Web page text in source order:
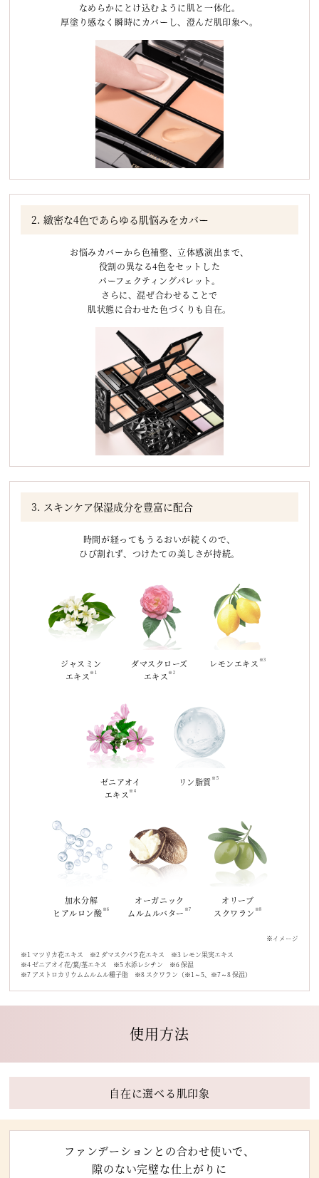
なめらかにとけ込むように肌と一体化。
厚塗り感なく瞬時にカバーし、澄んだ肌印象へ。
2. 緻密な4色であらゆる肌悩みをカバー
お悩みカバーから色補整、立体感演出まで、
役割の異なる4色をセットした
パーフェクティングパレット。
さらに、混ぜ合わせることで
肌状態に合わせた色づくりも自在。
3. スキンケア保湿成分を豊富に配合
時間が経ってもうるおいが続くので、
ひび割れず、つけたての美しさが持続。
ジャスミン
エキス ※1
ダマスクローズ
エキス ※2
レモンエキス ※3
ゼニアオイ
エキス ※4
リン脂質 ※5
加水分解
ヒアルロン酸 ※6
オーガニック
ムルムルバター ※7
オリーブ
スクワラン ※8
※イメージ
※1 マツリカ花エキス ※2 ダマスクバラ花エキス ※3 レモン果実エキス
※4 ゼニアオイ花/葉/茎エキス ※5 水添レシチン ※6 保湿
※7 アストロカリウムムルムル種子脂 ※8 スクワラン（※1～5、※7～8 保湿）
使用方法
自在に選べる肌印象
ファンデーションとの合わせ使いで、
隙のない完璧な仕上がりに